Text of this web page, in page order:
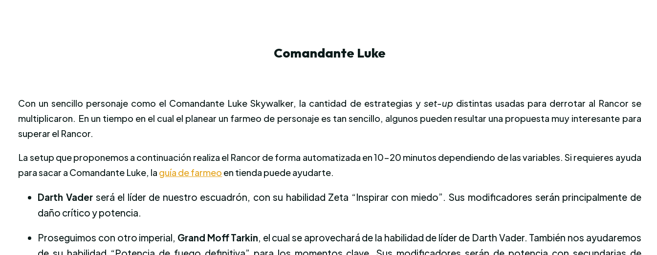
Comandante Luke
Con un sencillo personaje como el Comandante Luke Skywalker, la cantidad de estrategias y set-updistintas usadas para derrotar al Rancor se
multiplicaron. En un tiempo en el cual el planear un farmeo de personaje es tan sencillo, algunos pueden resultar una propuesta muy interesante para
superar el Rancor.
La setup que proponemos a continuación realiza el Rancor de forma automatizada en 10-20 minutos dependiendo de las variables. Si requieres ayuda
para sacar a Comandante Luke, la guía de farmeo en tienda puede ayudarte.
Darth Vaderserá el líder de nuestro escuadrón, con su habilidad Zeta “Inspirar con miedo”. Sus modificadores serán principalmente de
daño crítico y potencia.
Proseguimos con otro imperial, Grand Moff Tarkin , el cual se aprovechará de la habilidad de líder de Darth Vader. También nos ayudaremos